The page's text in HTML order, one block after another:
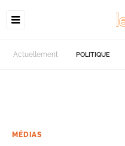
Actuellement POLITIQUE
MÉDIAS